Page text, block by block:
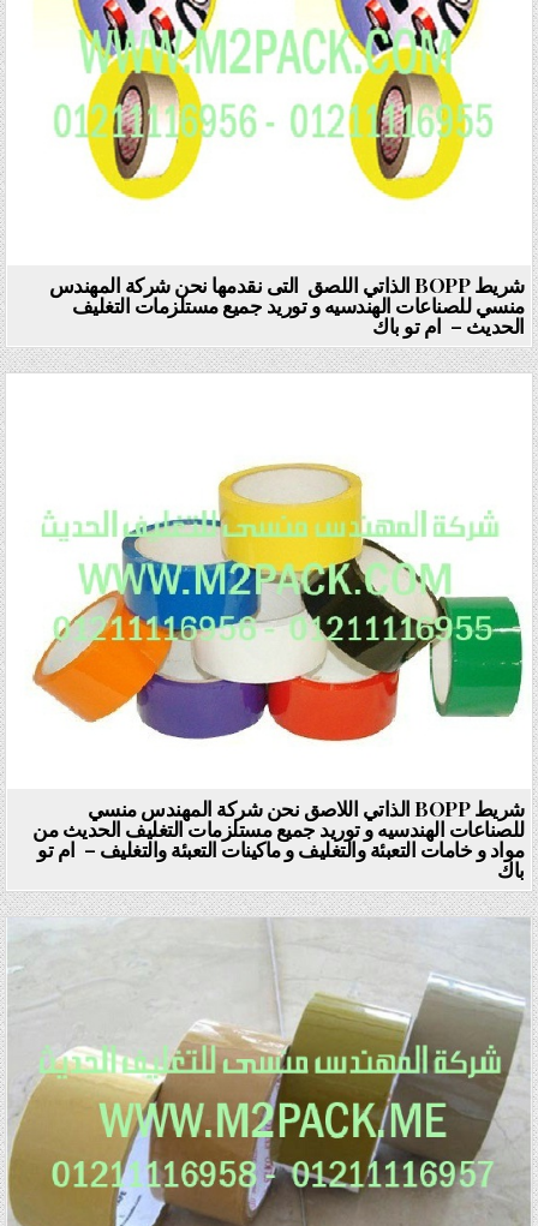
شريط BOPP الذاتي اللصق التى نقدمها نحن شركة المهندس
منسي للصناعات الهندسيه و توريد جميع مستلزمات التغليف
الحديث – ام تو باك
شريط BOPP الذاتي اللاصق نحن شركة المهندس منسي
للصناعات الهندسيه و توريد جميع مستلزمات التغليف الحديث من
مواد و خامات التعبئة والتغليف و ماكينات التعبئة والتغليف – ام تو
باك